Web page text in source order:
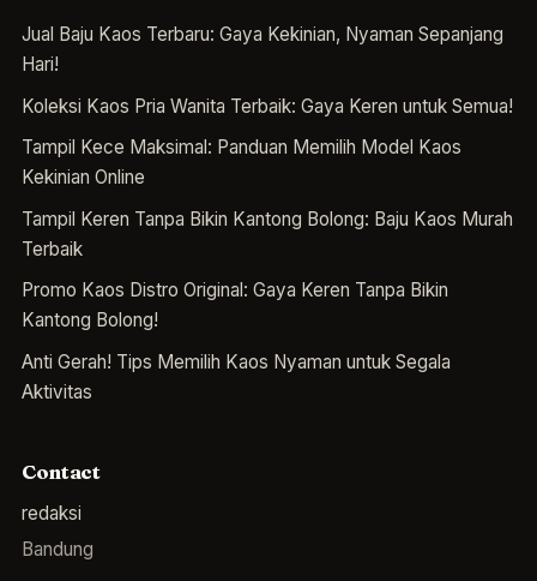
Jual Baju Kaos Terbaru: Gaya Kekinian, Nyaman Sepanjang
Hari!
Koleksi Kaos Pria Wanita Terbaik: Gaya Keren untuk Semua!
Tampil Kece Maksimal: Panduan Memilih Model Kaos
Kekinian Online
Tampil Keren Tanpa Bikin Kantong Bolong: Baju Kaos Murah
Terbaik
Promo Kaos Distro Original: Gaya Keren Tanpa Bikin
Kantong Bolong!
Anti Gerah! Tips Memilih Kaos Nyaman untuk Segala
Aktivitas
Contact
redaksi
Bandung